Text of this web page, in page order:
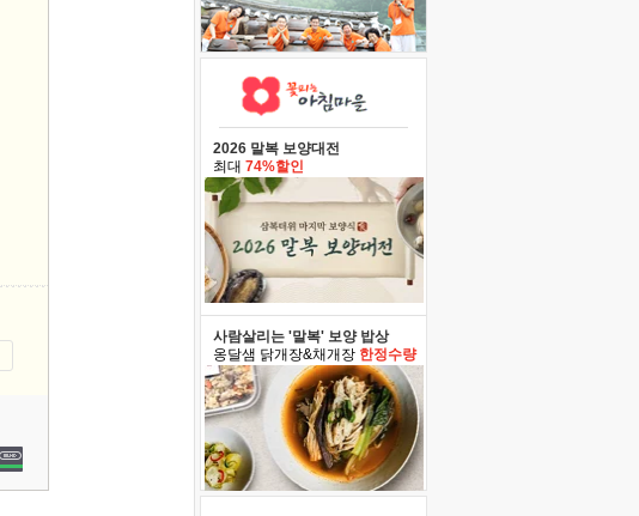
2026 말복 보양대전
최대 74%할인
사람살리는 '말복' 보양 밥상
옹달샘 닭개장&채개장 한정수량